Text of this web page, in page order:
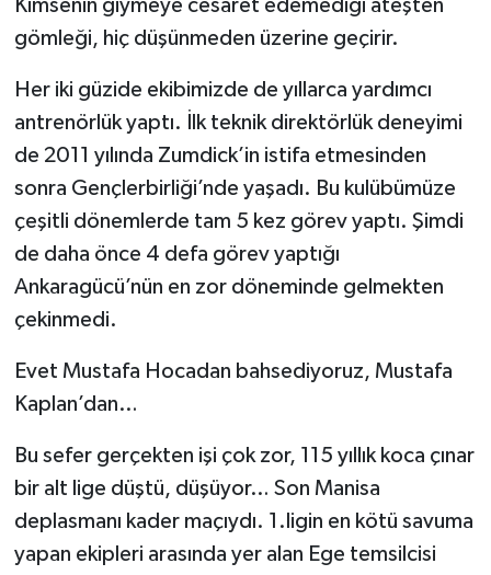
Kimsenin giymeye cesaret edemediği ateşten
gömleği, hiç düşünmeden üzerine geçirir.
Her iki güzide ekibimizde de yıllarca yardımcı
antrenörlük yaptı. İlk teknik direktörlük deneyimi
de 2011 yılında Zumdick’in istifa etmesinden
sonra Gençlerbirliği’nde yaşadı. Bu kulübümüze
çeşitli dönemlerde tam 5 kez görev yaptı. Şimdi
de daha önce 4 defa görev yaptığı
Ankaragücü’nün en zor döneminde gelmekten
çekinmedi.
Evet Mustafa Hocadan bahsediyoruz, Mustafa
Kaplan’dan…
Bu sefer gerçekten işi çok zor, 115 yıllık koca çınar
bir alt lige düştü, düşüyor… Son Manisa
deplasmanı kader maçıydı. 1.ligin en kötü savuma
yapan ekipleri arasında yer alan Ege temsilcisi